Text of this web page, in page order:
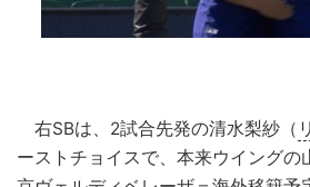
右SBは、2試合先発の清水梨紗（
ーストチョイスで、本来ウイングの